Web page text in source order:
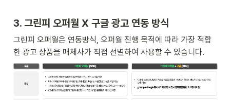
3. 그린피 오퍼월 X 구글 광고 연동 방식
그린피 오퍼월은 연동방식, 오퍼월 진행 목적에 따라 가장 적합
한 광고 상품을 매체사가 직접 선별하여 사용할 수 있습니다.